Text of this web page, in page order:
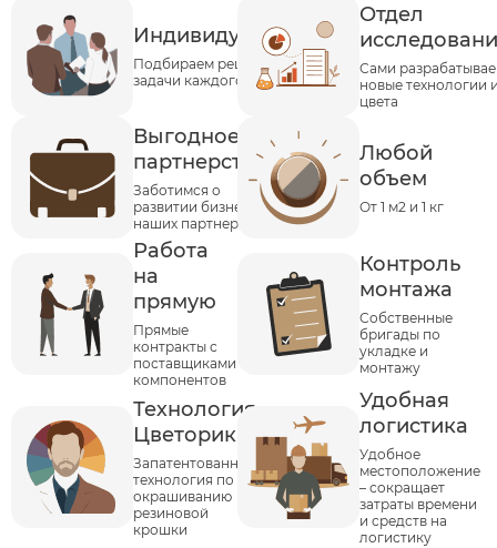
Индивидуальность
Подбираем решения под
задачи каждого клиента
Отдел
Сами
новые технологии
цвета
Выгодное
партнерство
Заботимся о
развитии бизнеса
наших партнеров
Любой
объем
От 1 м2 и 1 кг
Работа
на
прямую
Прямые
контракты с
поставщиками
компонентов
Контроль
монтажа
Собственные
бригады по
укладке и
монтажу
Технология
Цветорика
Запатентованная
технология по
окрашиванию
резиновой
крошки
Удобная
логистика
Удобное
местоположение
– сокращает
затраты времени
и средств на
логистику